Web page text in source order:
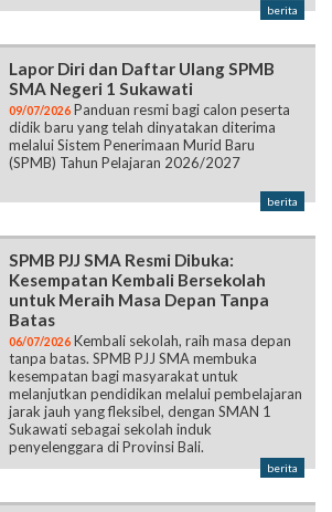
berita
Lapor Diri dan Daftar Ulang SPMB
SMA Negeri 1 Sukawati
09/07/2026 Panduan resmi bagi calon peserta
didik baru yang telah dinyatakan diterima
melalui Sistem Penerimaan Murid Baru
(SPMB) Tahun Pelajaran 2026/2027
berita
SPMB PJJ SMA Resmi Dibuka:
Kesempatan Kembali Bersekolah
untuk Meraih Masa Depan Tanpa
Batas
06/07/2026 Kembali sekolah, raih masa depan
tanpa batas. SPMB PJJ SMA membuka
kesempatan bagi masyarakat untuk
melanjutkan pendidikan melalui pembelajaran
jarak jauh yang fleksibel, dengan SMAN 1
Sukawati sebagai sekolah induk
penyelenggara di Provinsi Bali.
berita